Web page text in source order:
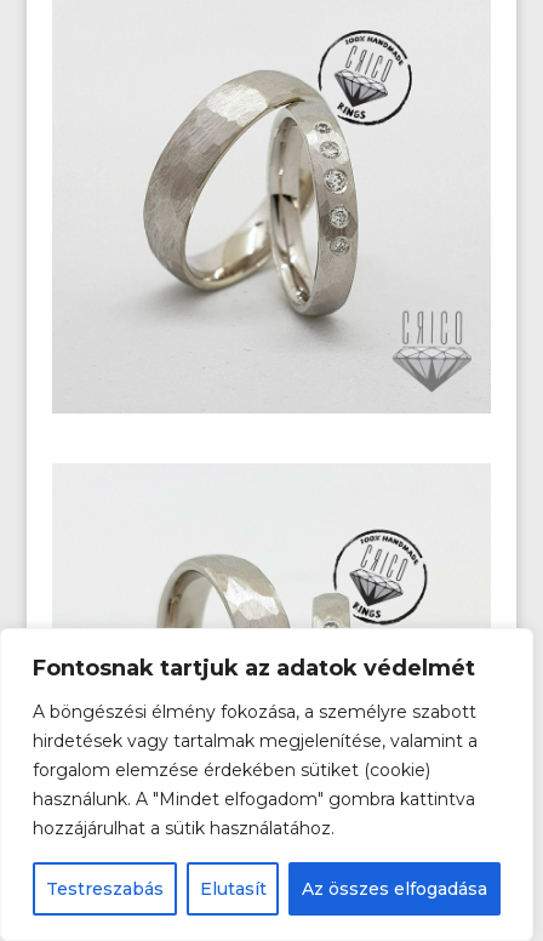
Fontosnak tartjuk az adatok védelmét
A böngészési élmény fokozása, a személyre szabott
hirdetések vagy tartalmak megjelenítése, valamint a
forgalom elemzése érdekében sütiket (cookie)
használunk. A "Mindet elfogadom" gombra kattintva
hozzájárulhat a sütik használatához.
Testreszabás Elutasít Az összes elfogadása